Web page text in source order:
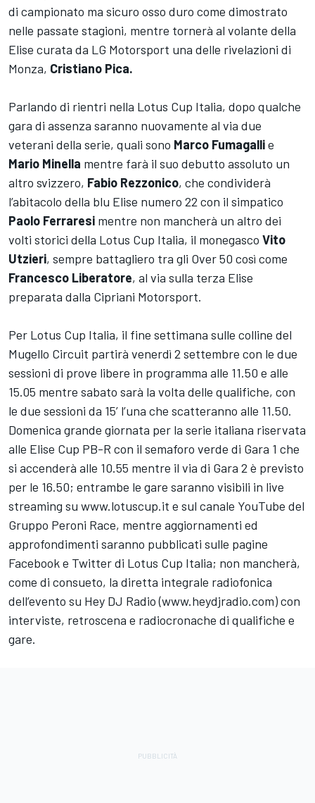
di campionato ma sicuro osso duro come dimostrato
nelle passate stagioni, mentre tornerà al volante della
Elise curata da LG Motorsport una delle rivelazioni di
Monza, Cristiano Pica.
Parlando di rientri nella Lotus Cup Italia, dopo qualche
gara di assenza saranno nuovamente al via due
veterani della serie, quali sono Marco Fumagallie
Mario Minella mentre farà il suo debutto assoluto un
altro svizzero, Fabio Rezzonico, che condividerà
l’abitacolo della blu Elise numero 22 con il simpatico
Paolo Ferraresi mentre non mancherà un altro dei
volti storici della Lotus Cup Italia, il monegasco Vito
Utzieri, sempre battagliero tra gli Over 50 così come
Francesco Liberatore, al via sulla terza Elise
preparata dalla Cipriani Motorsport.
Per Lotus Cup Italia, il fine settimana sulle colline del
Mugello Circuit partirà venerdì 2 settembre con le due
sessioni di prove libere in programma alle 11.50 e alle
15.05 mentre sabato sarà la volta delle qualifiche, con
le due sessioni da 15’ l’una che scatteranno alle 11.50.
Domenica grande giornata per la serie italiana riservata
alle Elise Cup PB-R con il semaforo verde di Gara 1 che
si accenderà alle 10.55 mentre il via di Gara 2 è previsto
per le 16.50; entrambe le gare saranno visibili in live
streaming su www.lotuscup.it e sul canale YouTube del
Gruppo Peroni Race, mentre aggiornamenti ed
approfondimenti saranno pubblicati sulle pagine
Facebook e Twitter di Lotus Cup Italia; non mancherà,
come di consueto, la diretta integrale radiofonica
dell’evento su Hey DJ Radio (www.heydjradio.com) con
interviste, retroscena e radiocronache di qualifiche e
gare.